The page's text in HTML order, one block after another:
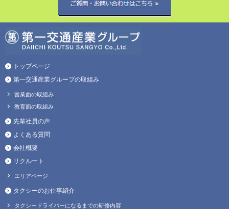
トップページ
第一交通産業グループの取組み
営業面の取組み
教育面の取組み
先輩社員の声
よくある質問
会社概要
リクルート
エリアページ
タクシーのお仕事紹介
タクシードライバーになるまでの研修内容